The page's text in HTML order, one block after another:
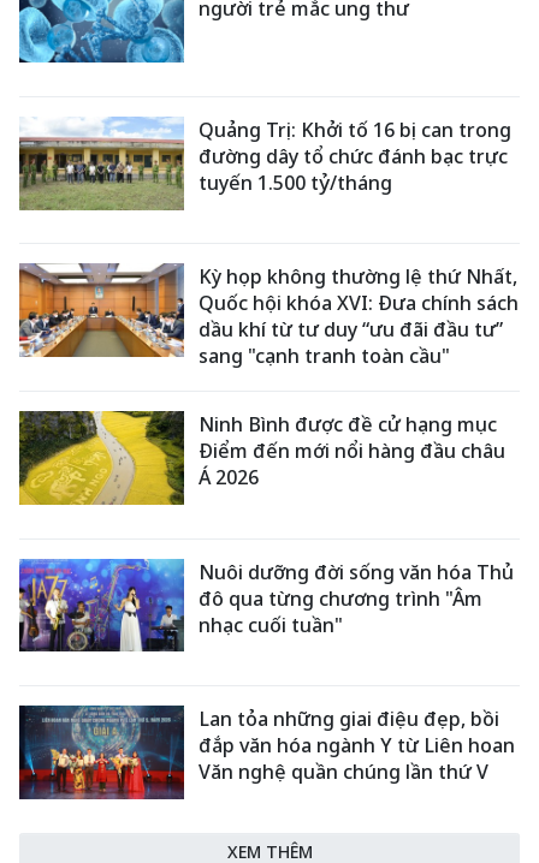
người trẻ mắc ung thư
Quảng Trị: Khởi tố 16 bị can trong
đường dây tổ chức đánh bạc trực
tuyến 1.500 tỷ/tháng
Kỳ họp không thường lệ thứ Nhất,
Quốc hội khóa XVI: Đưa chính sách
dầu khí từ tư duy “ưu đãi đầu tư”
sang "cạnh tranh toàn cầu"
Ninh Bình được đề cử hạng mục
Điểm đến mới nổi hàng đầu châu
Á 2026
Nuôi dưỡng đời sống văn hóa Thủ
đô qua từng chương trình "Âm
nhạc cuối tuần"
Lan tỏa những giai điệu đẹp, bồi
đắp văn hóa ngành Y từ Liên hoan
Văn nghệ quần chúng lần thứ V
XEM THÊM